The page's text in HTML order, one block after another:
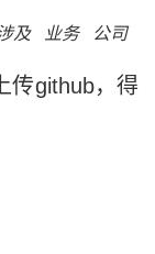
及 业务 公司
传github，得